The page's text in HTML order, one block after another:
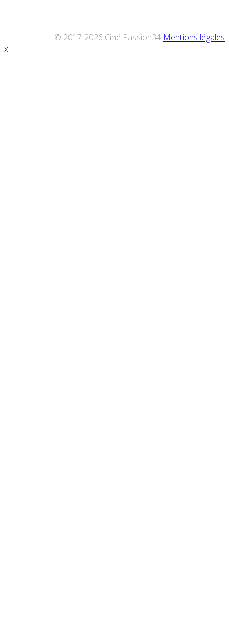
© 2017-2026 Ciné Passion34 Mentions légales
x